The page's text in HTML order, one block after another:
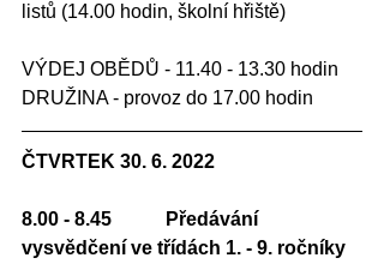
listů (14.00 hodin, školní hřiště)
VÝDEJ OBĚDŮ - 11.40 - 13.30 hodin
DRUŽINA - provoz do 17.00 hodin
ČTVRTEK 30. 6. 2022
8.00 - 8.45 	Předávání
vysvědčení ve třídách 1. - 9. ročníky